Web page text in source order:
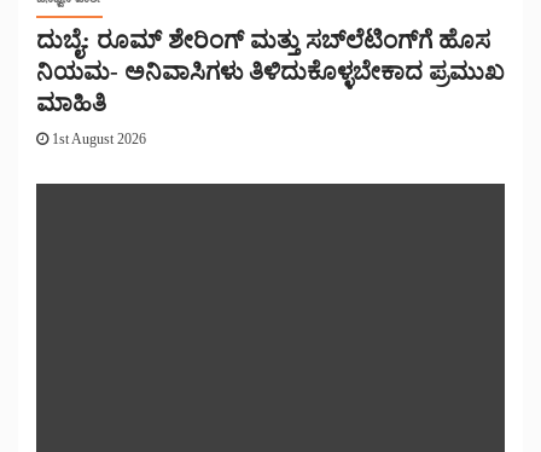
ದುಬೈ: ರೂಮ್ ಶೇರಿಂಗ್ ಮತ್ತು ಸಬ್‌ಲೆಟಿಂಗ್‌ಗೆ ಹೊಸ
ನಿಯಮ- ಅನಿವಾಸಿಗಳು ತಿಳಿದುಕೊಳ್ಳಬೇಕಾದ ಪ್ರಮುಖ
ಮಾಹಿತಿ
1st August 2026